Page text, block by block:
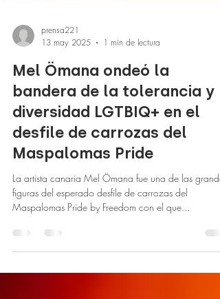
prensa221
13 may 2025
Mel Ömana ondeó la
bandera de la tolerancia y
diversidad LGTBIQ+ en el
desfile de carrozas del
Maspalomas Pride
figuras del esperado desfile de carrozas del